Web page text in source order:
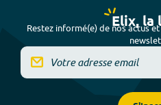
Elix,
Restez informé(e) de nos actus